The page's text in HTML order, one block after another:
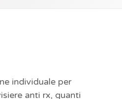
individuale per
anti rx, guanti